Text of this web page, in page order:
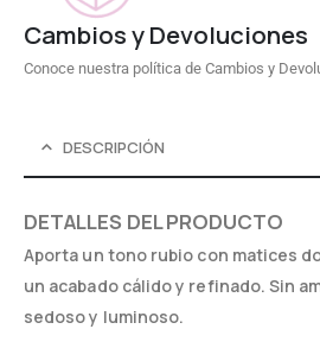
Cambios y Devoluciones
Conoce nuestra política de Cambios y
DESCRIPCIÓN
DETALLES DEL PRODUCTO
Aporta un tono rubio con matices
un acabado cálido y refinado. Sin
sedoso y luminoso.